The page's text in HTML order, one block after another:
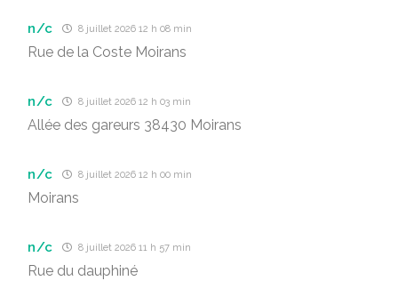
n/c 8 juillet 2026 12 h 08 min
Rue de la Coste Moirans
n/c 8 juillet 2026 12 h 03 min
Allée des gareurs 38430 Moirans
n/c 8 juillet 2026 12 h 00 min
Moirans
n/c 8 juillet 2026 11 h 57 min
Rue du dauphiné